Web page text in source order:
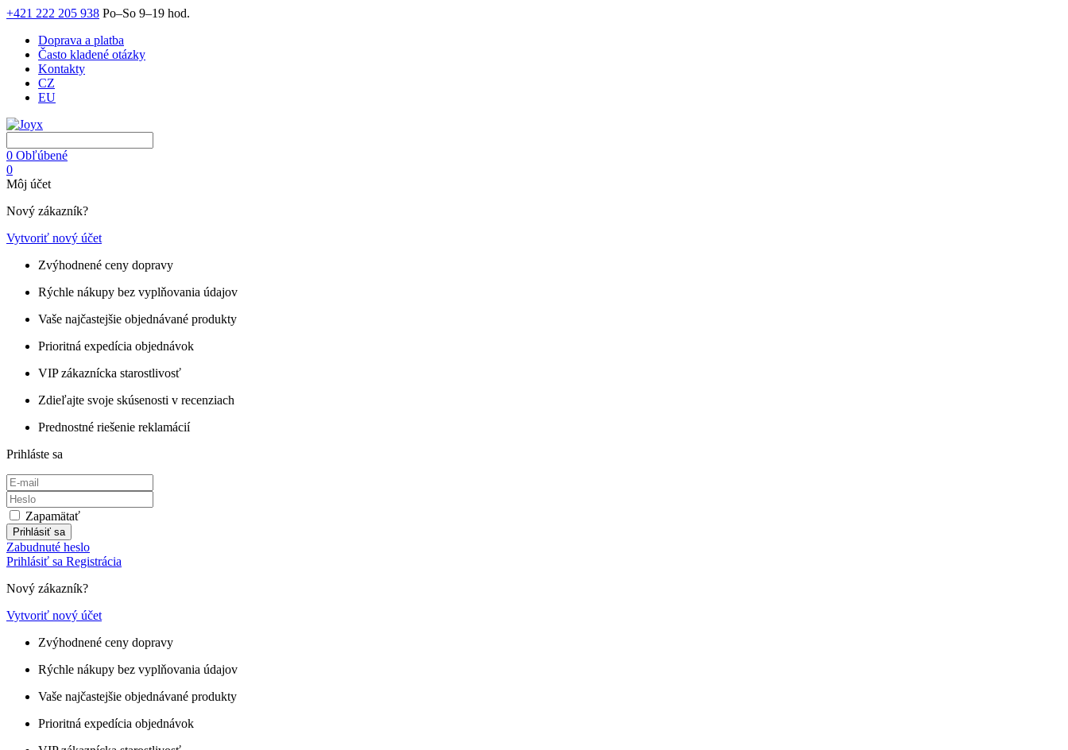
+421 222 205 938 Po–So 9–19 hod.
Doprava a platba
Často kladené otázky
Kontakty
CZ
EU
0 Obľúbené
0
Môj účet
Nový zákazník?
Vytvoriť nový účet
Zvýhodnené ceny dopravy
Rýchle nákupy bez vyplňovania údajov
Vaše najčastejšie objednávané produkty
Prioritná expedícia objednávok
VIP zákaznícka starostlivosť
Zdieľajte svoje skúsenosti v recenziach
Prednostné riešenie reklamácií
Prihláste sa
Zapamätať
Prihlásiť sa
Zabudnuté heslo
Prihlásiť sa Registrácia
Nový zákazník?
Vytvoriť nový účet
Zvýhodnené ceny dopravy
Rýchle nákupy bez vyplňovania údajov
Vaše najčastejšie objednávané produkty
Prioritná expedícia objednávok